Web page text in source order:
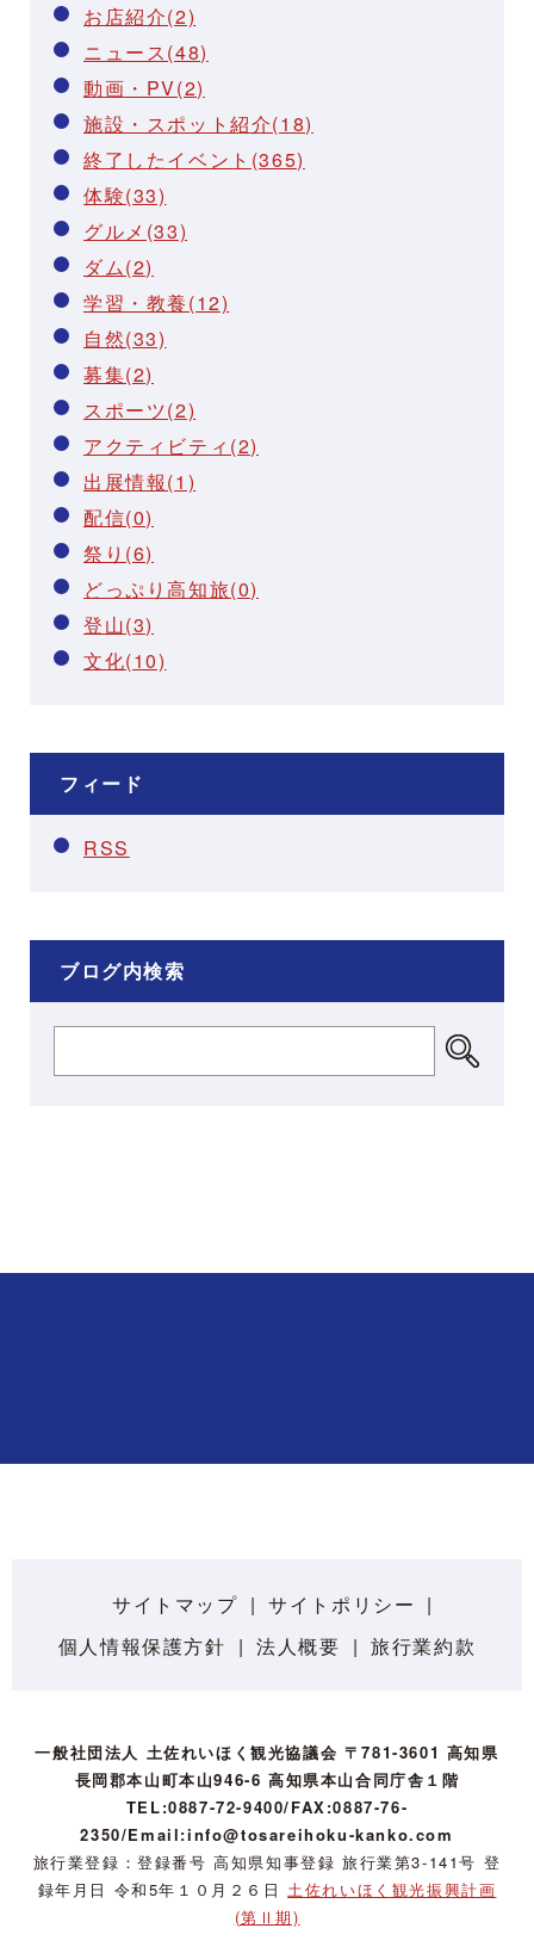
お店紹介(2)
ニュース(48)
動画・PV(2)
施設・スポット紹介(18)
終了したイベント(365)
体験(33)
グルメ(33)
ダム(2)
学習・教養(12)
自然(33)
募集(2)
スポーツ(2)
アクティビティ(2)
出展情報(1)
配信(0)
祭り(6)
どっぷり高知旅(0)
登山(3)
文化(10)
フィード
RSS
ブログ内検索
サイトマップ
サイトポリシー
個人情報保護方針
法人概要 旅行業約款
一般社団法人 土佐れいほく観光協議会 〒781-3601 高知県
長岡郡本山町本山946-6 高知県本山合同庁舎１階
TEL:0887-72-9400/FAX:0887-76-
2350/Email:info@tosareihoku-kanko.com
旅行業登録：登録番号 高知県知事登録 旅行業第3-141号 登
録年月日 令和5年１０月２６日 土佐れいほく観光振興計画
(第Ⅱ期)